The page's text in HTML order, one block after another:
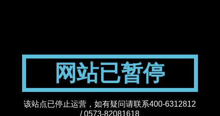
网站已暂停
该站点已停止运营，如有疑问请联系400-6312812
/ 0573-82081618